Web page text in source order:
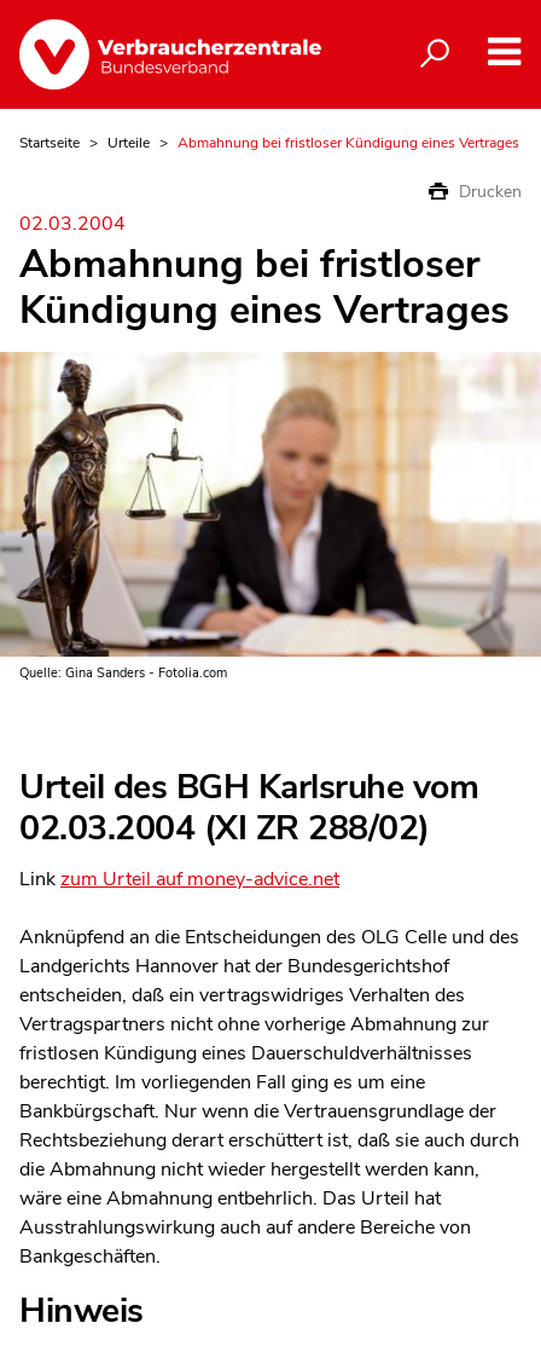
Startseite Urteile Abmahnung bei fristloser Kündigung eines Vertrages
Drucken
02.03.2004
Abmahnung bei fristloser
Kündigung eines Vertrages
Quelle: Gina Sanders - Fotolia.com
Urteil des BGH Karlsruhe vom
02.03.2004 (XI ZR 288/02)
Linkzum Urteil auf money-advice.net
Anknüpfend an die Entscheidungen des OLG Celle und des
Landgerichts Hannover hat der Bundesgerichtshof
entscheiden, daß ein vertragswidriges Verhalten des
Vertragspartners nicht ohne vorherige Abmahnung zur
fristlosen Kündigung eines Dauerschuldverhältnisses
berechtigt. Im vorliegenden Fall ging es um eine
Bankbürgschaft. Nur wenn die Vertrauensgrundlage der
Rechtsbeziehung derart erschüttert ist, daß sie auch durch
die Abmahnung nicht wieder hergestellt werden kann,
wäre eine Abmahnung entbehrlich. Das Urteil hat
Ausstrahlungswirkung auch auf andere Bereiche von
Bankgeschäften.
Hinweis